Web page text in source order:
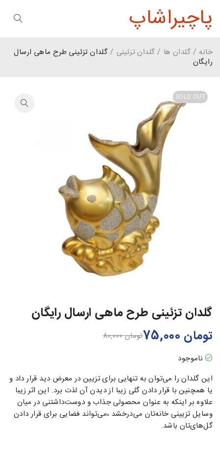
پاچیراشاپ
خانه / گلدان ها / گلدان تزئینی / گلدان تزئینی طرح ماهی ارسال
رایگان
SOLD OUT
گلدان تزئینی طرح ماهی ارسال رایگان
تومان80,000 تومان
ناموجود
این گلدان را می‌توان به تنهایی برای تزیین در معرض دید قرار داد و
یا همچنین با قرار دادن گلی زیبا از دیدن آن لذت برد. این اثر زیبا
علاوه بر اینکه به عنوان محصولی جذاب و دوست‌داشتنی در میان
وسایل تزیینی خانه‌تان می‌درخشد ،می‎‌تواند فضایی برای قرار دادن
گل‌های‌تان باشد.